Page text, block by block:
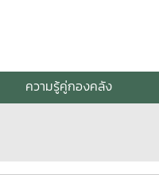
ความรู้คู่กองคลัง